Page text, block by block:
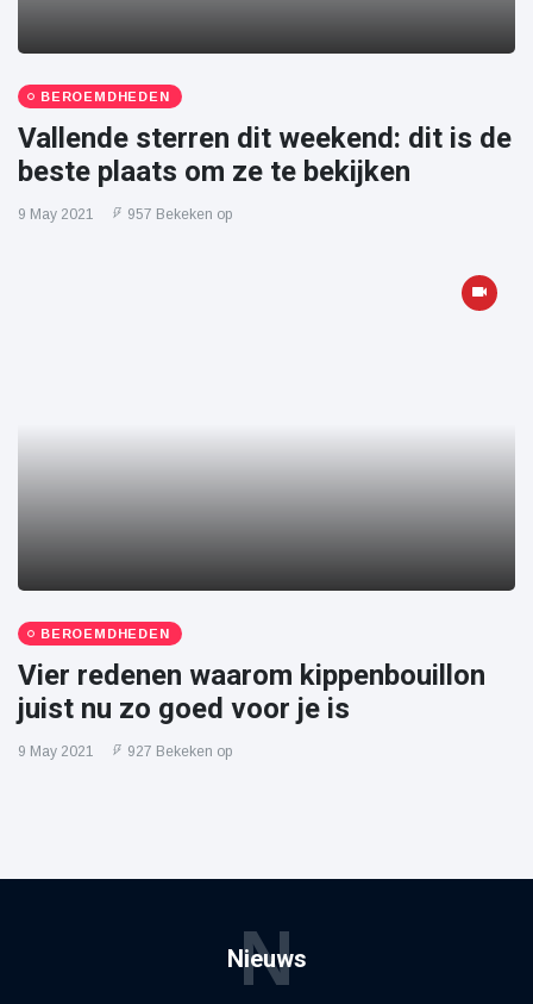
BEROEMDHEDEN
Vallende sterren dit weekend: dit is de
beste plaats om ze te bekijken
9 May 2021 957 Bekeken op
BEROEMDHEDEN
Vier redenen waarom kippenbouillon
juist nu zo goed voor je is
9 May 2021 927 Bekeken op
Nieuws
N